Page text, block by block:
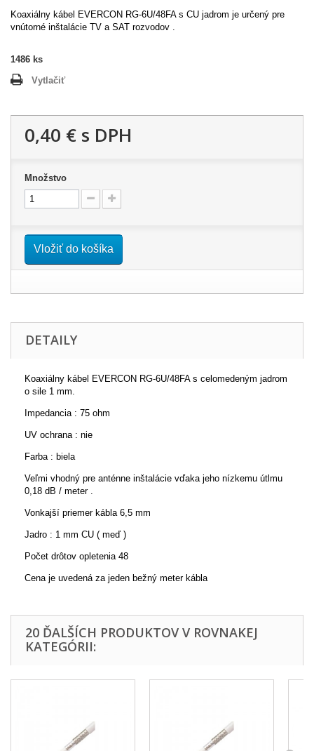
Koaxiálny kábel EVERCON RG-6U/48FA s CU jadrom je určený pre
vnútorné inštalácie TV a SAT rozvodov .
1486 ks
Vytlačiť
0,40 € s DPH
Množstvo
Vložiť do košíka
DETAILY
Koaxiálny kábel EVERCON RG-6U/48FA s celomedeným jadrom
o sile 1 mm.
Impedancia : 75 ohm
UV ochrana : nie
Farba : biela
Veľmi vhodný pre anténne inštalácie vďaka jeho nízkemu útlmu
0,18 dB / meter .
Vonkajší priemer kábla 6,5 mm
Jadro : 1 mm CU ( meď )
Počet drôtov opletenia 48
Cena je uvedená za jeden bežný meter kábla
20 ĎALŠÍCH PRODUKTOV V ROVNAKEJ
KATEGÓRII: